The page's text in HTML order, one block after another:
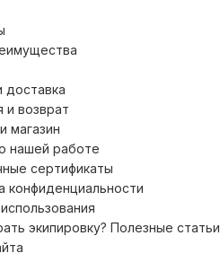
доставка
и возврат
магазин
нашей работе
сертификаты
конфиденциальности
экипировку? Полезные статьи